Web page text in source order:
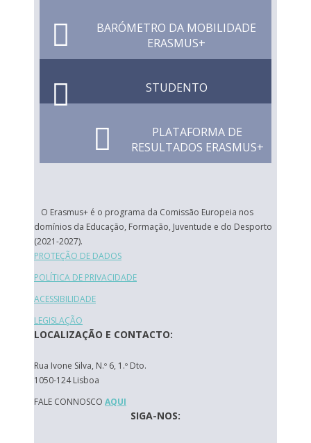
BARÓMETRO DA MOBILIDADE
ERASMUS+
STUDENTO
PLATAFORMA DE
RESULTADOS ERASMUS+
O Erasmus+ é o programa da Comissão Europeia nos
domínios da Educação, Formação, Juventude e do Desporto
(2021-2027).
PROTEÇÃO DE DADOS
POLÍTICA DE PRIVACIDADE
ACESSIBILIDADE
LEGISLAÇÃO
LOCALIZAÇÃO E CONTACTO:
Rua Ivone Silva, N.º 6, 1.º Dto.
1050-124 Lisboa
FALE CONNOSCO AQUI
SIGA-NOS: